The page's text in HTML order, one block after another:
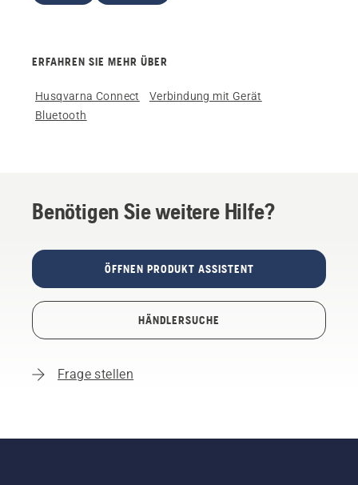
ERFAHREN SIE MEHR ÜBER
Husqvarna Connect
Verbindung mit Gerät
Bluetooth
Benötigen Sie weitere Hilfe?
ÖFFNEN PRODUKT ASSISTENT
HÄNDLERSUCHE
Frage stellen